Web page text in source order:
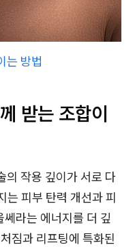
는 방법
받는 조합이
의 작용 깊이가 서로 다
는 피부 탄력 개선과 피
라는 에너지를 더 깊
짐과 리프팅에 특화된